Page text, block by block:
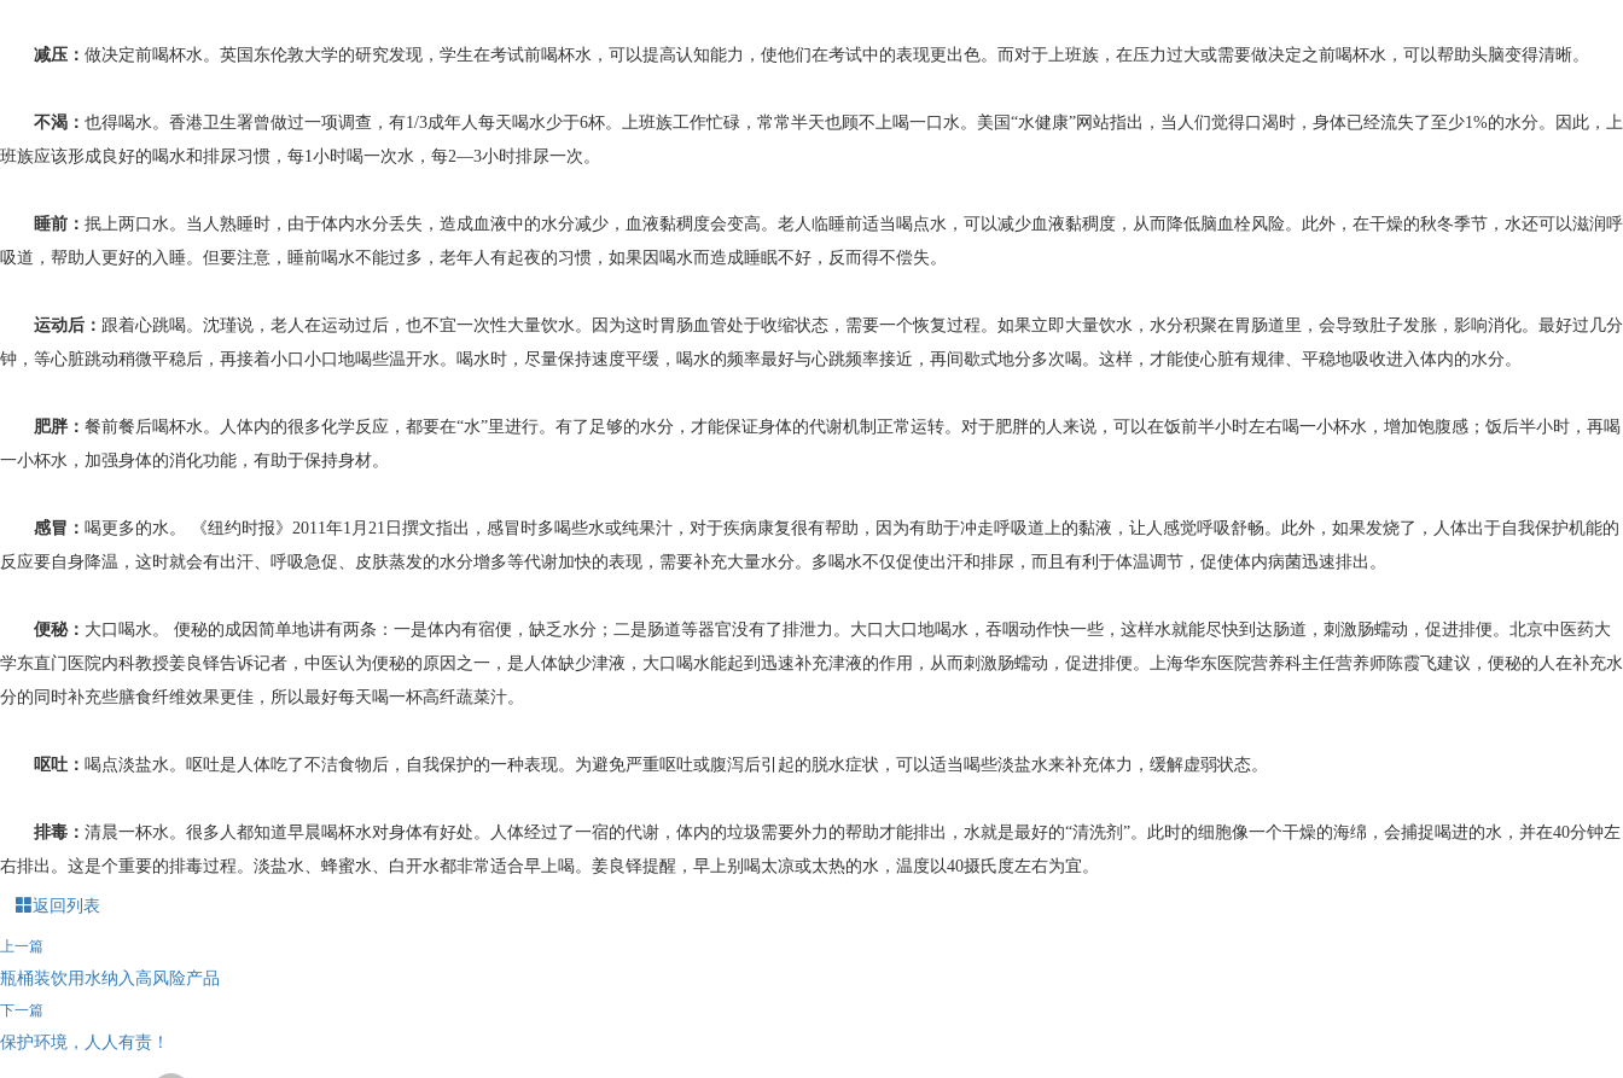
减压： 做决定前喝杯水。英国东伦敦大学的研究发现，学生在考试前喝杯水，可以提高认知能力，使他们在考试中的表现更出色。而对于上班族，在压力过大或需要做决定之前喝杯水，可以帮助头脑变得清晰。
不渴： 也得喝水。香港卫生署曾做过一项调查，有1/3成年人每天喝水少于6杯。上班族工作忙碌，常常半天也顾不上喝一口水。美国“水健康”网站指出，当人们觉得口渴时，身体已经流失了至少1%的水分。因此，上
班族应该形成良好的喝水和排尿习惯，每1小时喝一次水，每2—3小时排尿一次。
睡前： 抿上两口水。当人熟睡时，由于体内水分丢失，造成血液中的水分减少，血液黏稠度会变高。老人临睡前适当喝点水，可以减少血液黏稠度，从而降低脑血栓风险。此外，在干燥的秋冬季节，水还可以滋润呼
吸道，帮助人更好的入睡。但要注意，睡前喝水不能过多，老年人有起夜的习惯，如果因喝水而造成睡眠不好，反而得不偿失。
运动后： 跟着心跳喝。沈瑾说，老人在运动过后，也不宜一次性大量饮水。因为这时胃肠血管处于收缩状态，需要一个恢复过程。如果立即大量饮水，水分积聚在胃肠道里，会导致肚子发胀，影响消化。最好过几分
钟，等心脏跳动稍微平稳后，再接着小口小口地喝些温开水。喝水时，尽量保持速度平缓，喝水的频率最好与心跳频率接近，再间歇式地分多次喝。这样，才能使心脏有规律、平稳地吸收进入体内的水分。
肥胖： 餐前餐后喝杯水。人体内的很多化学反应，都要在“水”里进行。有了足够的水分，才能保证身体的代谢机制正常运转。对于肥胖的人来说，可以在饭前半小时左右喝一小杯水，增加饱腹感；饭后半小时，再喝
一小杯水，加强身体的消化功能，有助于保持身材。
感冒： 喝更多的水。 《纽约时报》2011年1月21日撰文指出，感冒时多喝些水或纯果汁，对于疾病康复很有帮助，因为有助于冲走呼吸道上的黏液，让人感觉呼吸舒畅。此外，如果发烧了，人体出于自我保护机能的
反应要自身降温，这时就会有出汗、呼吸急促、皮肤蒸发的水分增多等代谢加快的表现，需要补充大量水分。多喝水不仅促使出汗和排尿，而且有利于体温调节，促使体内病菌迅速排出。
便秘： 大口喝水。 便秘的成因简单地讲有两条：一是体内有宿便，缺乏水分；二是肠道等器官没有了排泄力。大口大口地喝水，吞咽动作快一些，这样水就能尽快到达肠道，刺激肠蠕动，促进排便。北京中医药大
学东直门医院内科教授姜良铎告诉记者，中医认为便秘的原因之一，是人体缺少津液，大口喝水能起到迅速补充津液的作用，从而刺激肠蠕动，促进排便。上海华东医院营养科主任营养师陈霞飞建议，便秘的人在补充水
分的同时补充些膳食纤维效果更佳，所以最好每天喝一杯高纤蔬菜汁。
呕吐： 喝点淡盐水。呕吐是人体吃了不洁食物后，自我保护的一种表现。为避免严重呕吐或腹泻后引起的脱水症状，可以适当喝些淡盐水来补充体力，缓解虚弱状态。
排毒： 清晨一杯水。很多人都知道早晨喝杯水对身体有好处。人体经过了一宿的代谢，体内的垃圾需要外力的帮助才能排出，水就是最好的“清洗剂”。此时的细胞像一个干燥的海绵，会捕捉喝进的水，并在40分钟左
右排出。这是个重要的排毒过程。淡盐水、蜂蜜水、白开水都非常适合早上喝。姜良铎提醒，早上别喝太凉或太热的水，温度以40摄氏度左右为宜。
返回列表
上一篇
瓶桶装饮用水纳入高风险产品
下一篇
保护环境，人人有责！